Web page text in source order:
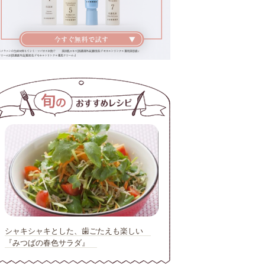
シャキシャキとした、歯ごたえも楽しい
『みつばの春色サラダ』